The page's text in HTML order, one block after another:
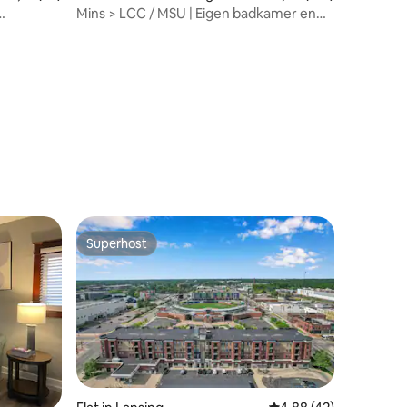
Mins > LCC / MSU | Eigen badkamer en
Superhost
Superhost